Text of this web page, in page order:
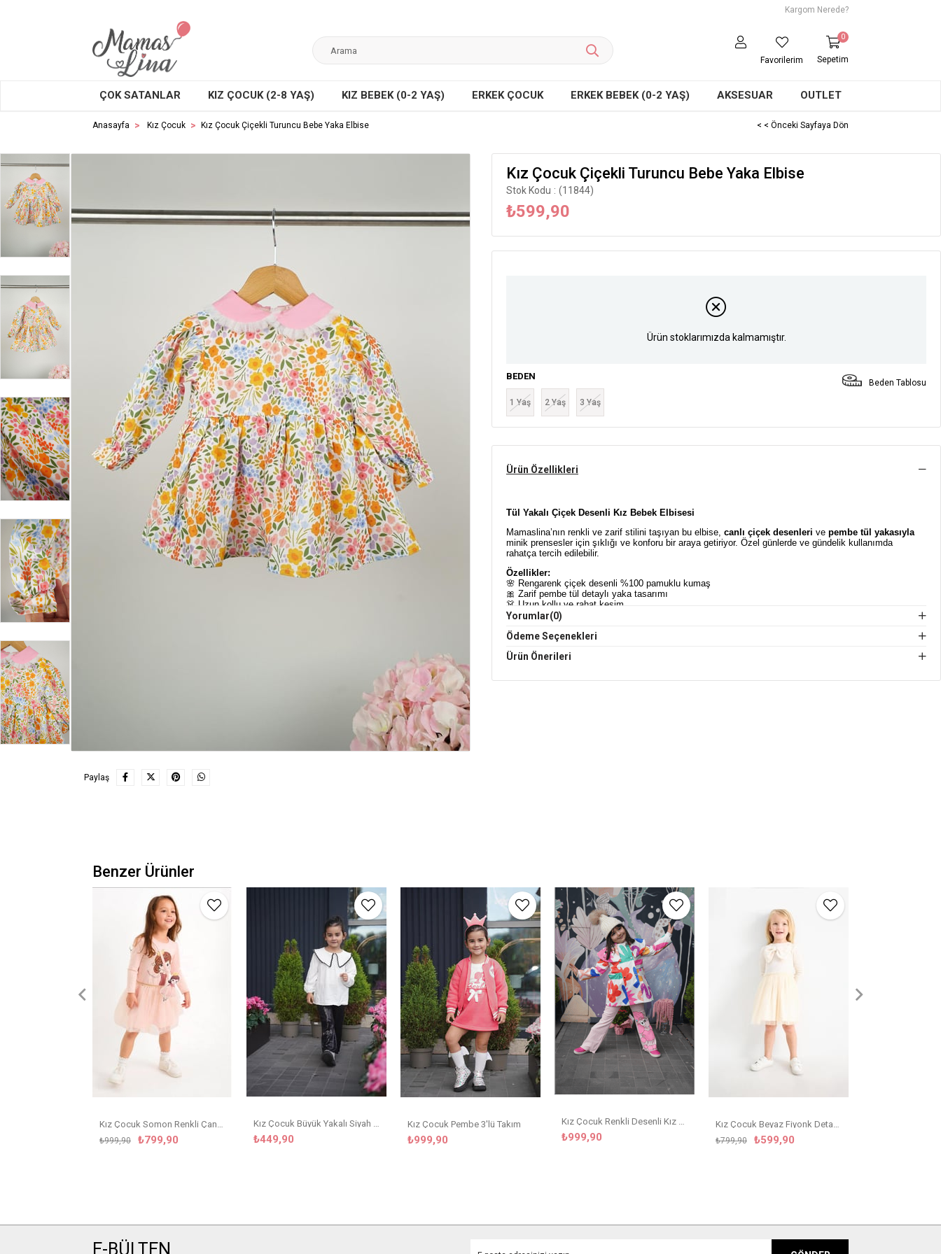
Kargom Nerede?
Sepetim
0
Favorilerim
ÇOK SATANLAR KIZ ÇOCUK (2-8 YAŞ) KIZ BEBEK (0-2 YAŞ) ERKEK ÇOCUK ERKEK BEBEK (0-2 YAŞ) AKSESUAR OUTLET
Anasayfa Kız Çocuk Kız Çocuk Çiçekli Turuncu Bebe Yaka Elbise < < Önceki Sayfaya Dön
Paylaş
Kız Çocuk Çiçekli Turuncu Bebe Yaka Elbise
Stok Kodu (11844)
₺599,90
Ürün stoklarımızda kalmamıştır.
BEDEN
1 Yaş 2 Yaş 3 Yaş
Beden Tablosu
Ürün Özellikleri
Tül Yakalı Çiçek Desenli Kız Bebek Elbisesi
Mamaslina’nın renkli ve zarif stilini taşıyan bu elbise, canlı çiçek desenleri ve pembe tül yakasıyla
minik prensesler için şıklığı ve konforu bir araya getiriyor. Özel günlerde ve gündelik kullanımda
rahatça tercih edilebilir.
Özellikler:
🌸 Rengarenk çiçek desenli %100 pamuklu kumaş
🎀 Zarif pembe tül detaylı yaka tasarımı
👗 Uzun kollu ve rahat kesim
🌿 Nefes alabilen yumuşak dokulu kumaş iç astarlı
Yorumlar(0)
Ödeme Seçenekleri
Ürün Önerileri
Benzer Ürünler
₺799,90
₺999,90 ₺449,90
Kız Çocuk Pembe 3'lü Takım
₺999,90 ₺999,90 ₺599,90
₺799,90
E-BÜLTEN